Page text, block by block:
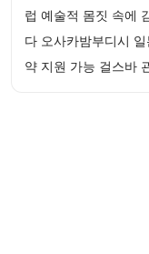
럽 예술적 몸짓 속에
다 오사카밤부디시
약 지원 가능 걸스바